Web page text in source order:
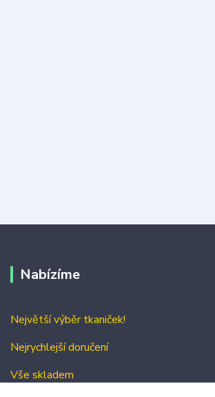
Nabízíme
Největší výběr tkaniček!
Nejrychlejší doručení
Vše skladem